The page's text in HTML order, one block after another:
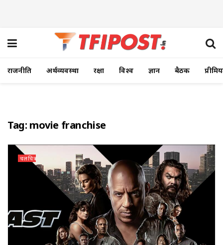
राजनीति अर्थव्यवस्था रक्षा विश्व ज्ञान बैठक
Tag: movie franchise
चलचित्र